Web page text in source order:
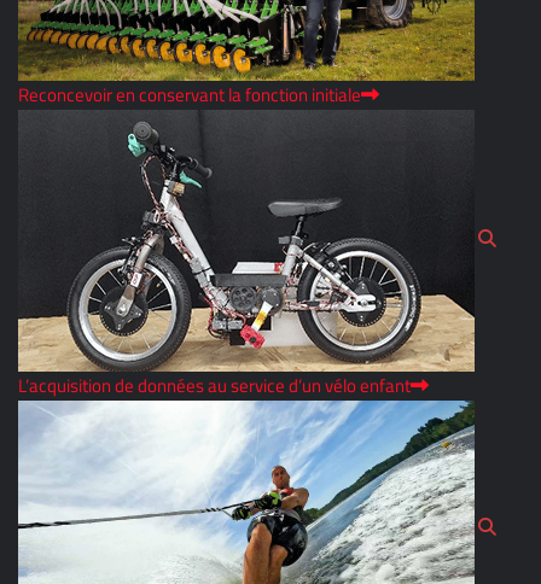
Reconcevoir en conservant la fonction initiale
L’acquisition de données au service d’un vélo enfant